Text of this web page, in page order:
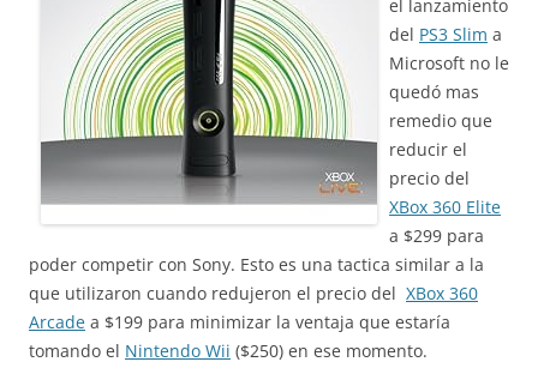
el lanzamiento
del PS3 Slim a
Microsoft no le
quedó mas
remedio que
reducir el
precio del
XBox 360 Elite
a $299 para
poder competir con Sony. Esto es una tactica similar a la
que utilizaron cuando redujeron el precio del XBox 360
Arcade a $199 para minimizar la ventaja que estaría
tomando el Nintendo Wii ($250) en ese momento.